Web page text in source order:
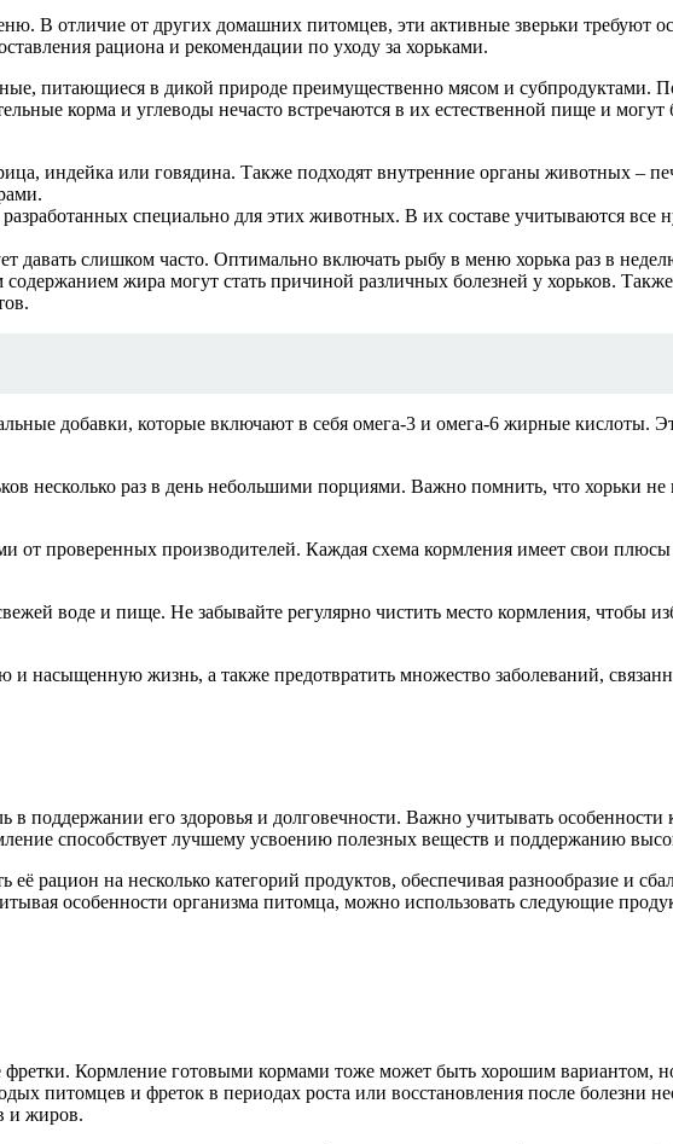
В отличие от других домашних питомцев, эти активные зверьки требуют
рациона и рекомендации по уходу за хорьками.
питающиеся в дикой природе преимущественно мясом и субпродуктами.
корма и углеводы нечасто встречаются в их естественной пище и
индейка или говядина. Также подходят внутренние органы животных –
специально для этих животных. В их составе учитываются все
давать слишком часто. Оптимально включать рыбу в меню хорька раз в
жира могут стать причиной различных болезней у хорьков. Также
добавки, которые включают в себя омега-3 и омега-6 жирные кислоты.
несколько раз в день небольшими порциями. Важно помнить, что хорьки не
от проверенных производителей. Каждая схема кормления имеет свои
воде и пище. Не забывайте регулярно чистить место кормления, чтобы
насыщенную жизнь, а также предотвратить множество заболеваний,
поддержании его здоровья и долговечности. Важно учитывать
способствует лучшему усвоению полезных веществ и поддержанию
её рацион на несколько категорий продуктов, обеспечивая разнообразие и
особенности организма питомца, можно использовать следующие
Кормление готовыми кормами тоже может быть хорошим вариантом,
питомцев и фреток в периодах роста или восстановления после болезни
и жиров.